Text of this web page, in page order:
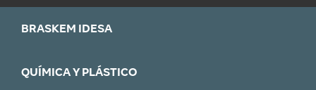
BRASKEM IDESA
QUÍMICA Y PLÁSTICO